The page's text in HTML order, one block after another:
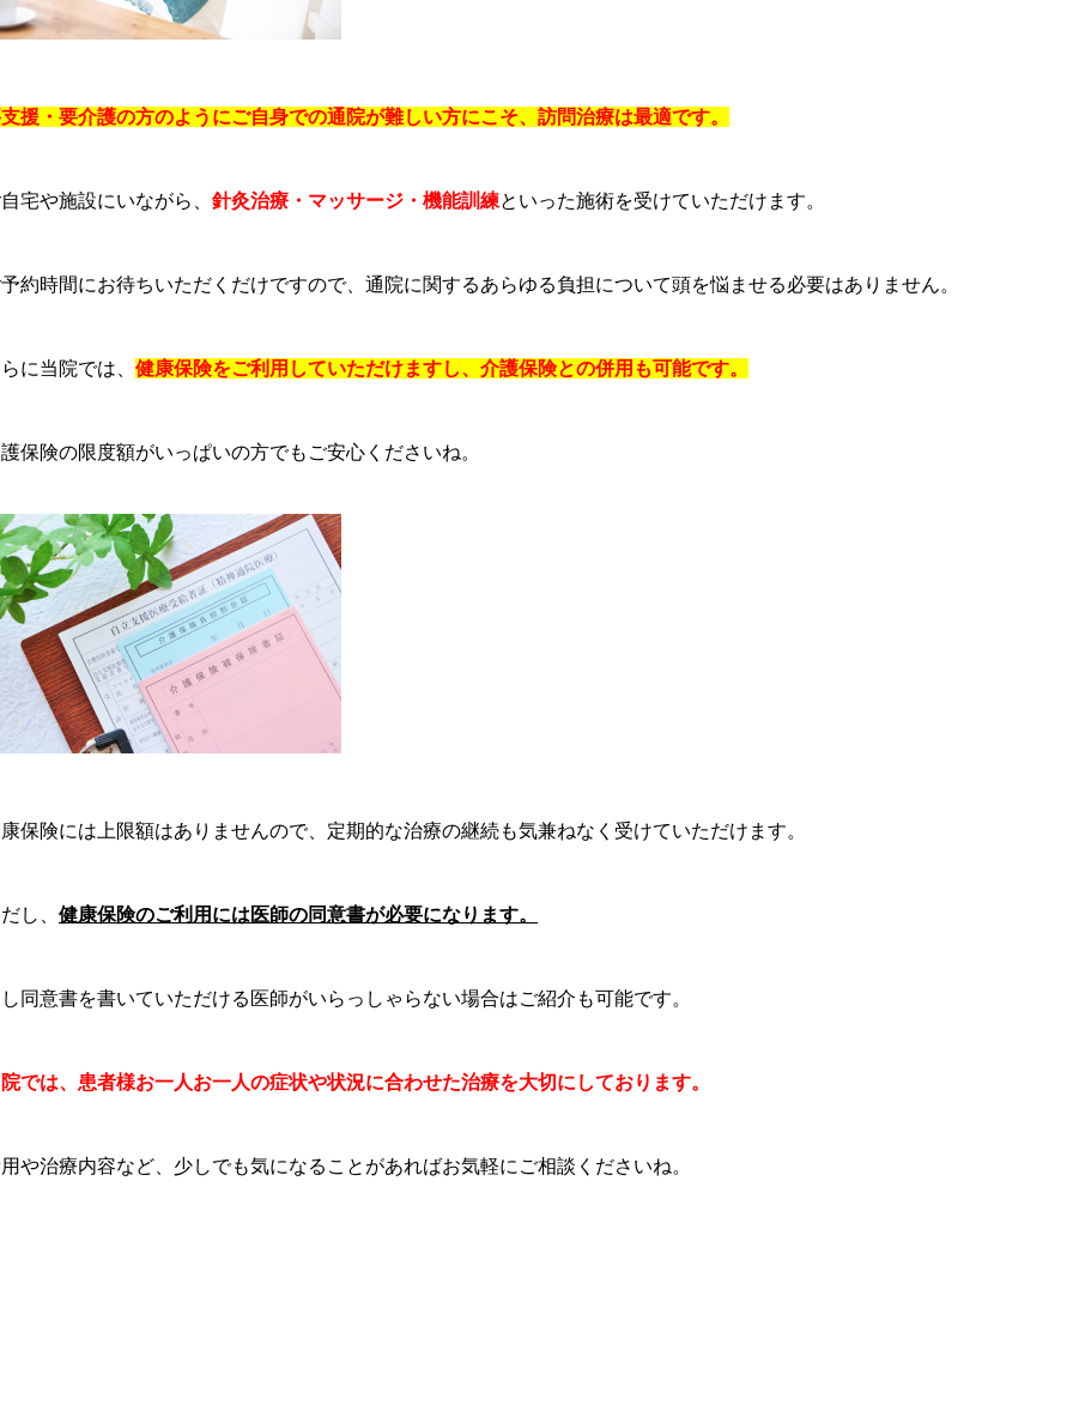
援・要介護の方のようにご自身での通院が難しい方にこそ、訪問治療は最適です。
宅や施設にいながら、 針灸治療・マッサージ・機能訓練といった施術を受けていただけます。
約時間にお待ちいただくだけですので、通院に関するあらゆる負担について頭を悩ませる必要はありません。
に当院では、 健康保険をご利用していただけますし、介護保険との併用も可能です。
保険の限度額がいっぱいの方でもご安心くださいね。
保険には上限額はありませんので、定期的な治療の継続も気兼ねなく受けていただけます。
し、 健康保険のご利用には医師の同意書が必要になります。
同意書を書いていただける医師がいらっしゃらない場合はご紹介も可能です。
では、患者様お一人お一人の症状や状況に合わせた治療を大切にしております。
や治療内容など、少しでも気になることがあればお気軽にご相談くださいね。